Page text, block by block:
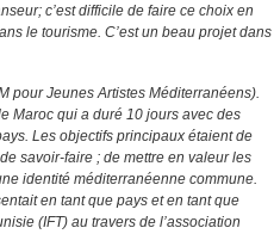
c’est difficile de faire ce choix en
le tourisme. C’est un beau projet dans
pour Jeunes Artistes Méditerranéens).
Maroc qui a duré 10 jours avec des
Les objectifs principaux étaient de
savoir-faire ; de mettre en valeur les
identité méditerranéenne commune.
en tant que pays et en tant que
(IFT) au travers de l’association